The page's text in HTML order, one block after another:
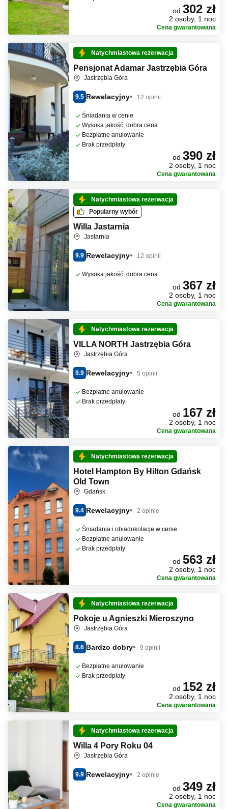
od 302 zł
2 osoby, 1 noc
Cena gwarantowana
Natychmiastowa rezerwacja
Pensjonat Adamar Jastrzębia Góra
Jastrzębia Góra
9.5 Rewelacyjny 12 opinii
Śniadania w cenie
Wysoka jakość, dobra cena
Bezpłatne anulowanie
Brak przedpłaty
od 390 zł
2 osoby, 1 noc
Cena gwarantowana
Natychmiastowa rezerwacja
Popularny wybór
Willa Jastarnia
Jastarnia
9.9 Rewelacyjny 12 opinii
Wysoka jakość, dobra cena
od 367 zł
2 osoby, 1 noc
Cena gwarantowana
Natychmiastowa rezerwacja
VILLA NORTH Jastrzębia Góra
Jastrzębia Góra
9.9 Rewelacyjny 5 opinii
Bezpłatne anulowanie
Brak przedpłaty
od 167 zł
2 osoby, 1 noc
Cena gwarantowana
Natychmiastowa rezerwacja
Hotel Hampton By Hilton Gdańsk
Old Town
Gdańsk
9.4 Rewelacyjny 2 opinie
Śniadania i obiadokolacje w cenie
Bezpłatne anulowanie
Brak przedpłaty
od 563 zł
2 osoby, 1 noc
Cena gwarantowana
Natychmiastowa rezerwacja
Pokoje u Agnieszki Mieroszyno
Jastrzębia Góra
8.6 Bardzo dobry 9 opinii
Bezpłatne anulowanie
Brak przedpłaty
od 152 zł
2 osoby, 1 noc
Cena gwarantowana
Natychmiastowa rezerwacja
Willa 4 Pory Roku 04
Jastrzębia Góra
9.9 Rewelacyjny 2 opinie
od 349 zł
2 osoby, 1 noc
Cena gwarantowana